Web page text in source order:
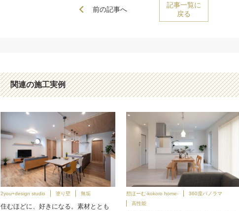
前の記事へ
記事一覧に
戻る
関連の施工実例
2you+design studio 塗り壁 無垢
住むほどに、好きになる。素材ととも
想ほーむ-kokoro home-
360度パノラマ
高性能